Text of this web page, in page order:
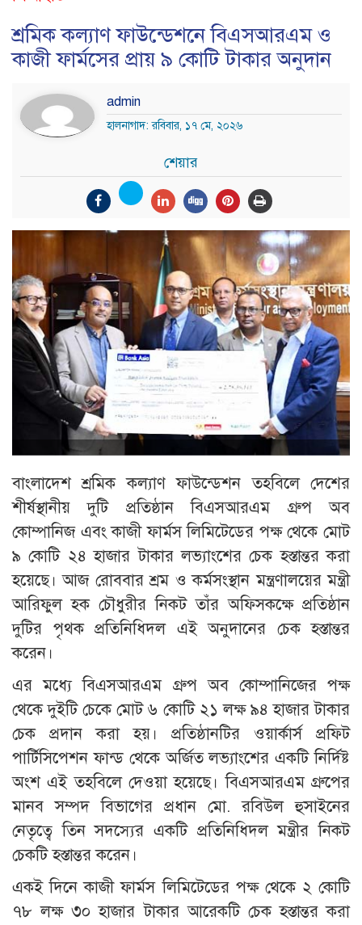
শ্রমিক কল্যাণ ফাউন্ডেশনে বিএসআরএম ও
কাজী ফার্মসের প্রায় ৯ কোটি টাকার অনুদান
admin
হালনাগাদ: রবিবার, ১৭ মে, ২০২৬
শেয়ার
বাংলাদেশ শ্রমিক কল্যাণ ফাউন্ডেশন তহবিলে দেশের
শীর্ষস্থানীয় দুটি প্রতিষ্ঠান বিএসআরএম গ্রুপ অব
কোম্পানিজ এবং কাজী ফার্মস লিমিটেডের পক্ষ থেকে মোট
৯ কোটি ২৪ হাজার টাকার লভ্যাংশের চেক হস্তান্তর করা
হয়েছে। আজ রোববার শ্রম ও কর্মসংস্থান মন্ত্রণালয়ের মন্ত্রী
আরিফুল হক চৌধুরীর নিকট তাঁর অফিসকক্ষে প্রতিষ্ঠান
দুটির পৃথক প্রতিনিধিদল এই অনুদানের চেক হস্তান্তর
করেন।​
এর মধ্যে বিএসআরএম গ্রুপ অব কোম্পানিজের পক্ষ
থেকে দুইটি চেকে মোট ৬ কোটি ২১ লক্ষ ৯৪ হাজার টাকার
চেক প্রদান করা হয়। প্রতিষ্ঠানটির ওয়ার্কার্স প্রফিট
পার্টিসিপেশন ফান্ড থেকে অর্জিত লভ্যাংশের একটি নির্দিষ্ট
অংশ এই তহবিলে দেওয়া হয়েছে। বিএসআরএম গ্রুপের
মানব সম্পদ বিভাগের প্রধান মো. রবিউল হুসাইনের
নেতৃত্বে তিন সদস্যের একটি প্রতিনিধিদল মন্ত্রীর নিকট
চেকটি হস্তান্তর করেন।
​একই দিনে কাজী ফার্মস লিমিটেডের পক্ষ থেকে ২ কোটি
৭৮ লক্ষ ৩০ হাজার টাকার আরেকটি চেক হস্তান্তর করা